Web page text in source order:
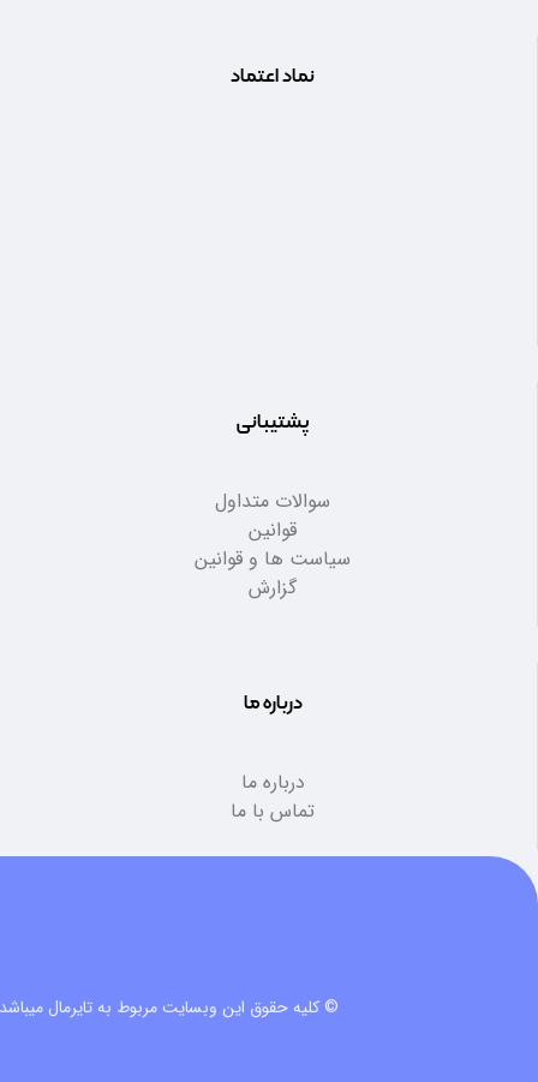
نماد اعتماد
پشتیبانی
سوالات متداول
قوانین
سیاست ها و قوانین
گزارش
درباره ما
درباره ما
تماس با ما
© کلیه حقوق این وبسایت مربوط به تایرمال